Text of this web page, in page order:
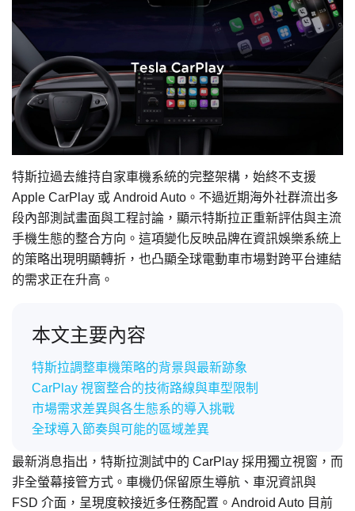
特斯拉過去維持自家車機系統的完整架構，始終不支援
Apple CarPlay 或 Android Auto。不過近期海外社群流出多
段內部測試畫面與工程討論，顯示特斯拉正重新評估與主流
手機生態的整合方向。這項變化反映品牌在資訊娛樂系統上
的策略出現明顯轉折，也凸顯全球電動車市場對跨平台連結
的需求正在升高。
本文主要內容
特斯拉調整車機策略的背景與最新跡象
CarPlay 視窗整合的技術路線與車型限制
市場需求差異與各生態系的導入挑戰
全球導入節奏與可能的區域差異
最新消息指出，特斯拉測試中的 CarPlay 採用獨立視窗，而
非全螢幕接管方式。車機仍保留原生導航、車況資訊與
FSD 介面，呈現度較接近多任務配置。Android Auto 目前